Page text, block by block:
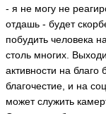
- я не могу не
отдашь - будет
побудить человека
столь многих.
активности на
благочестие, и на
может служить